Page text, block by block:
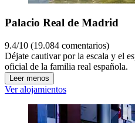
Palacio Real de Madrid
9.4/10 (19.084 comentarios)
Déjate cautivar por la escala y el
oficial de la familia real española.
Leer menos
Ver alojamientos